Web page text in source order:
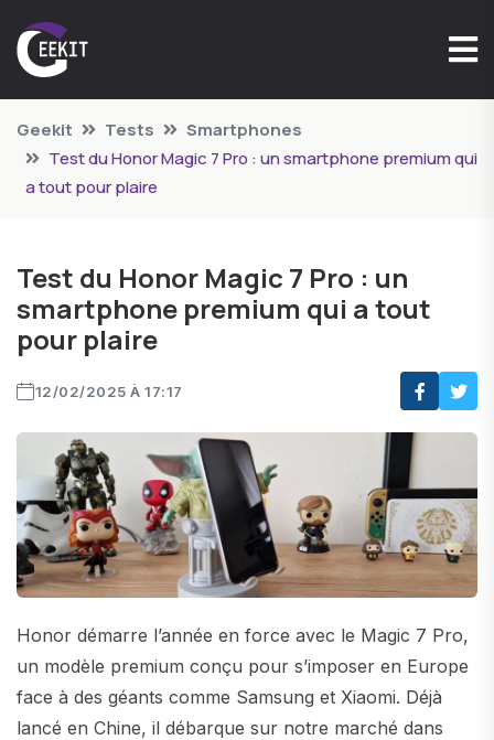
Geekit Tests
Smartphones
Test du Honor Magic 7 Pro : un smartphone premium qui
a tout pour plaire
Test du Honor Magic 7 Pro : un
smartphone premium qui a tout
pour plaire
12/02/2025 À 17:17
Honor démarre l’année en force avec le Magic 7 Pro,
un modèle premium conçu pour s’imposer en Europe
face à des géants comme Samsung et Xiaomi. Déjà
lancé en Chine, il débarque sur notre marché dans